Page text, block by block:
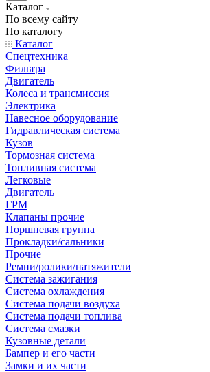
Каталог
По всему сайту
По каталогу
Каталог
Спецтехника
Фильтра
Двигатель
Колеса и трансмиссия
Электрика
Навесное оборудование
Гидравлическая система
Кузов
Тормозная система
Топливная система
Легковые
Двигатель
ГРМ
Клапаны прочие
Поршневая группа
Прокладки/сальники
Прочие
Ремни/ролики/натяжители
Система зажигания
Система охлаждения
Система подачи воздуха
Система подачи топлива
Система смазки
Кузовные детали
Бампер и его части
Замки и их части